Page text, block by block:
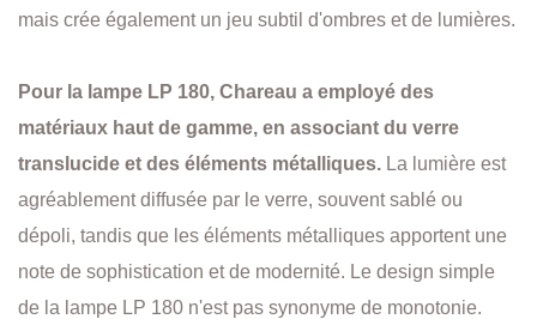
mais crée également un jeu subtil d'ombres et de lumières.
Pour la lampe LP 180, Chareau a employé des
matériaux haut de gamme, en associant du verre
translucide et des éléments métalliques. La lumière est
agréablement diffusée par le verre, souvent sablé ou
dépoli, tandis que les éléments métalliques apportent une
note de sophistication et de modernité. Le design simple
de la lampe LP 180 n'est pas synonyme de monotonie.